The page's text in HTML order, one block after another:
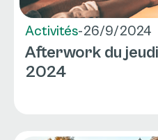
Activités-26/9/2024
Afterwork du
2024